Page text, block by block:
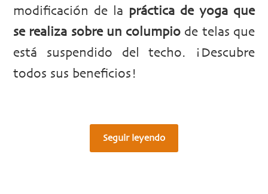
modificación de la práctica de yoga que
se realiza sobre un columpio de telas que
está suspendido del techo. ¡Descubre
todos sus beneficios!
Seguir leyendo